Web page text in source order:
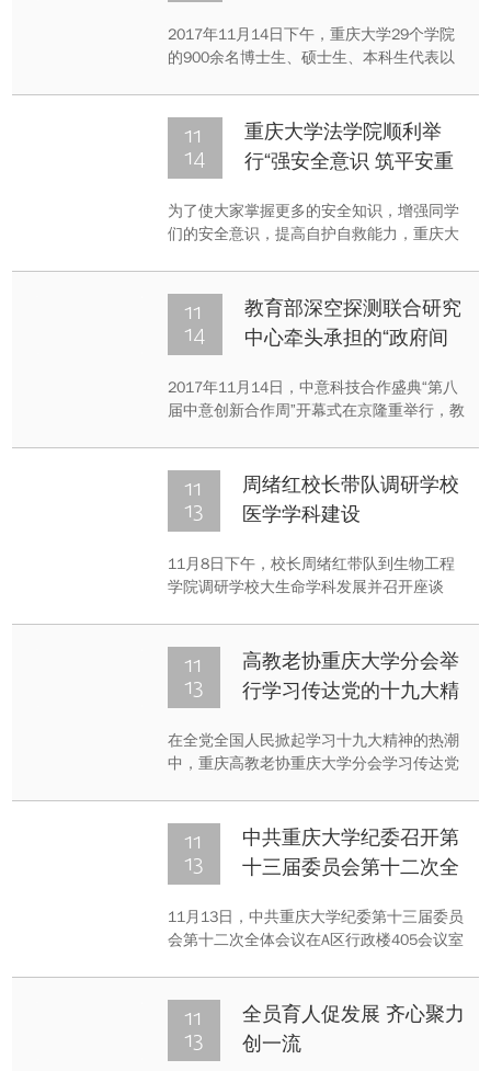
德和学风建设宣讲教育报
2017年11月14日下午，重庆大学29个学院
的900余名博士生、硕士生、本科生代表以
讲教育报告会”在线直播视频。重庆大学副校
长、校学术道德专委会主任孟卫东亲临民主
湖报告厅分会场作指导。
11
14
重庆大学法学院顺利举
行“强安全意识 筑平安重
为了使大家掌握更多的安全知识，增强同学
们的安全意识，提高自护自救能力，重庆大
平安重大”的安全教育活动，会议由法学院团
委学生会书记王欢主持。
11
14
教育部深空探测联合研究
中心牵头承担的“政府间
项”研究成果图分别赠送
2017年11月14日，中意科技合作盛典“第八
届中意创新合作周”开幕式在京隆重举行，教
目”（以下简称：中意项目）团队30余人参加
开幕式及有关活动。
11
13
周绪红校长带队调研学校
医学学科建设
11月8日下午，校长周绪红带队到生物工程
学院调研学校大生命学科发展并召开座谈
时龙，校长助理、理学部副主任夏之宁陪同
调研。
11
13
高教老协重庆大学分会举
行学习传达党的十九大精
在全党全国人民掀起学习十九大精神的热潮
中，重庆高教老协重庆大学分会学习传达党
有重庆大学分会各支会小组以上干部及其家
属共100余人。
11
13
中共重庆大学纪委召开第
十三届委员会第十二次全
11月13日，中共重庆大学纪委第十三届委员
会第十二次全体会议在A区行政楼405会议室
的主要工作，研究决定实行学校纪委委员联
系二级纪委工作制度。
11
13
全员育人促发展 齐心聚力
创一流